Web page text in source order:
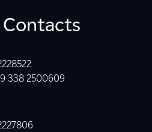
338 2500609